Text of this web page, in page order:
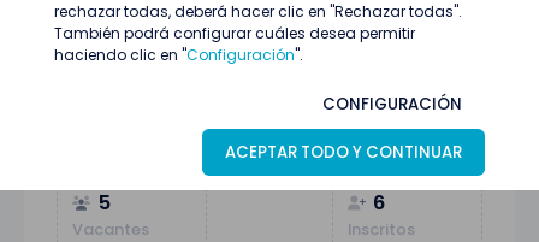
rechazar todas, deberá hacer clic en "Rechazar todas".
También podrá configurar cuáles desea permitir
haciendo clic en "Configuración".
CONFIGURACIÓN
ACEPTAR TODO Y CONTINUAR
PROMOTOR/A 10 Y 11 JULIO RIBADEO
Promoción y ventas
5
Vacantes
6
Inscritos